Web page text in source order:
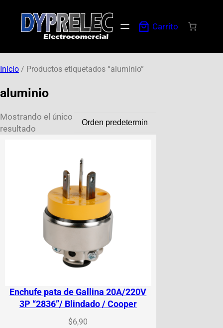
Carrito
Inicio / Productos etiquetados “aluminio”
aluminio
Mostrando el único
resultado
Enchufe pata de Gallina 20A/220V
3P “2836”/ Blindado / Cooper
$6,90